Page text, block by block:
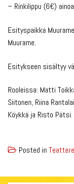
– Rinkilippu (6€)
Esityspaikka
Muurame.
Esitykseen sisältyy
Rooleissa: Matti
Siitonen, Riina
Köykkä ja Risto
Posted in